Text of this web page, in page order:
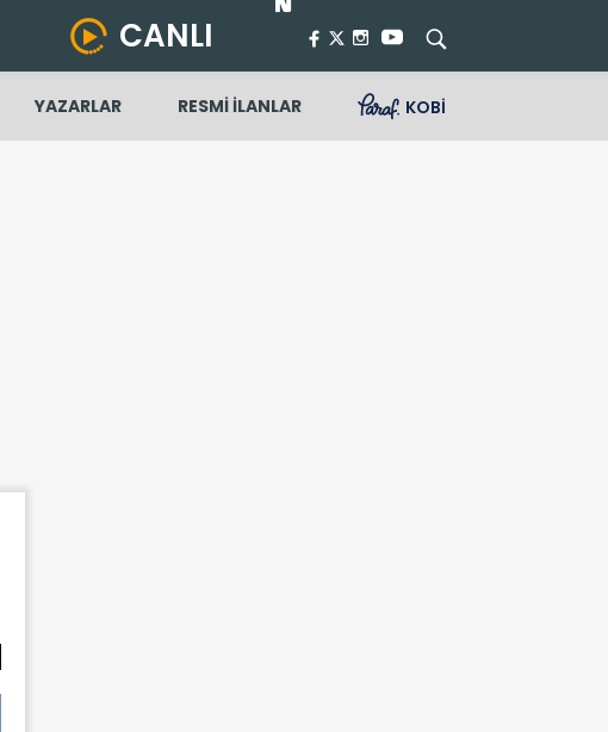
CANLI
YAZARLAR RESMİ İLANLAR KOBİ